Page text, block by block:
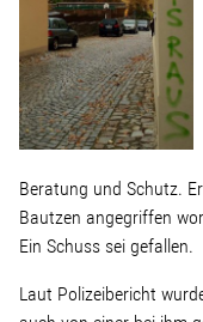
Beratung und Schutz.
Bautzen angegriffen
Ein Schuss sei gefallen.
Laut Polizeibericht